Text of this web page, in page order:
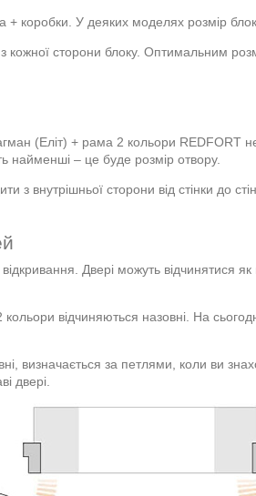
коробки. У деяких моделях розмір
кожної сторони блоку. Оптимальним
(Еліт) + рама 2 кольори REDFORT
найменші – це буде розмір отвору.
з внутрішньої сторони від стінки до
Двері можуть відчинятися
відчиняються назовні. На
визначається за петлями, коли ви
двері.